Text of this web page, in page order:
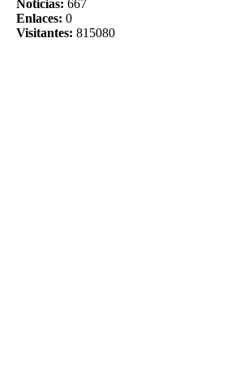
Noticias: 667
Enlaces: 0
Visitantes: 815080